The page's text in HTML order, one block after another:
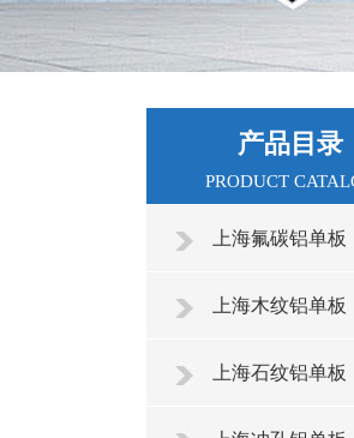
产品目录
PRODUCT
上海氟碳铝单板
上海木纹铝单板
上海石纹铝单板